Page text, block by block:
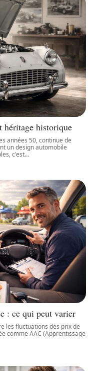
héritage historique
années 50, continue de
un design automobile
c'est…
: ce qui peut varier
les fluctuations des prix de
comme AAC (Apprentissage